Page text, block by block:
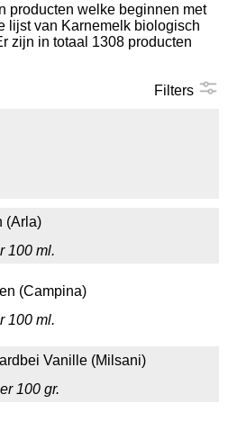
producten welke beginnen met
lijst van Karnemelk biologisch
zijn in totaal 1308 producten
Filters
(Arla)
100 ml.
(Campina)
100 ml.
Vanille (Milsani)
100 gr.